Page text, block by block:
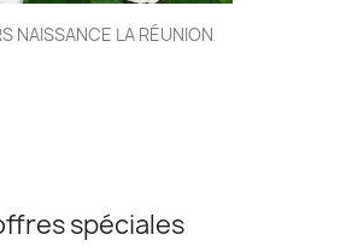
NAISSANCE LA RÉUNION
spéciales